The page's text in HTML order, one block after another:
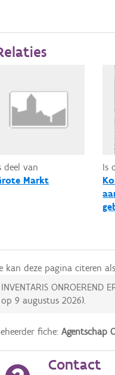
deel van
Markt
Is
kan deze pagina citeren
INVENTARIS ONROEREND
op9 augustus 2026).
fiche:Agentschap
Contact